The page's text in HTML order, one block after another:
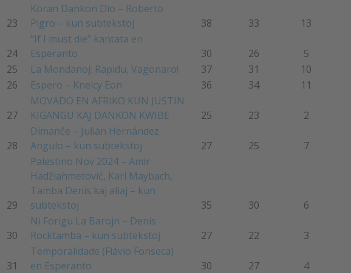
23
Koran Dankon Dio – Roberto
Pigro – kun subtekstoj
38 33 13
24
“If I must die” kantata en
Esperanto
30 26 5
25
La Mondanoj: Rapidu, Vagonaro! 37 31 10
26
Espero – Knelcy Eon 36 34 11
27
MOVADO EN AFRIKO KUN JUSTIN
KIGANGU KAJ DANKON KWIBE
25 23 2
28
Dimanĉe – Julián Hernández
Angulo – kun subtekstoj
27 25 7
29
Palestino Nov 2024 – Amir
Hadžiahmetović, Karl Maybach,
Tamba Denis kaj aliaj – kun
subtekstoj
35 30 6
30
Ni Forigu La Barojn – Denis
Rocktamba – kun subtekstoj
27 22 3
31
Temporalidade (Flávio Fonseca)
en Esperanto
30 27 4